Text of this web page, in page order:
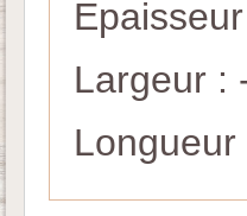
Largeur :